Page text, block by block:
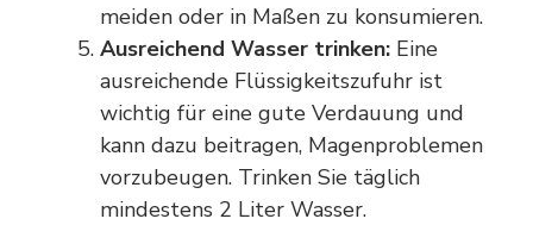
meiden oder in Maßen zu konsumieren.
Ausreichend Wasser trinken: Eine
ausreichende Flüssigkeitszufuhr ist
wichtig für eine gute Verdauung und
kann dazu beitragen, Magenproblemen
vorzubeugen. Trinken Sie täglich
mindestens 2 Liter Wasser.